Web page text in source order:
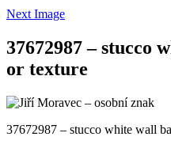
Next Image
37672987 – stucco
or texture
37672987 – stucco white wall